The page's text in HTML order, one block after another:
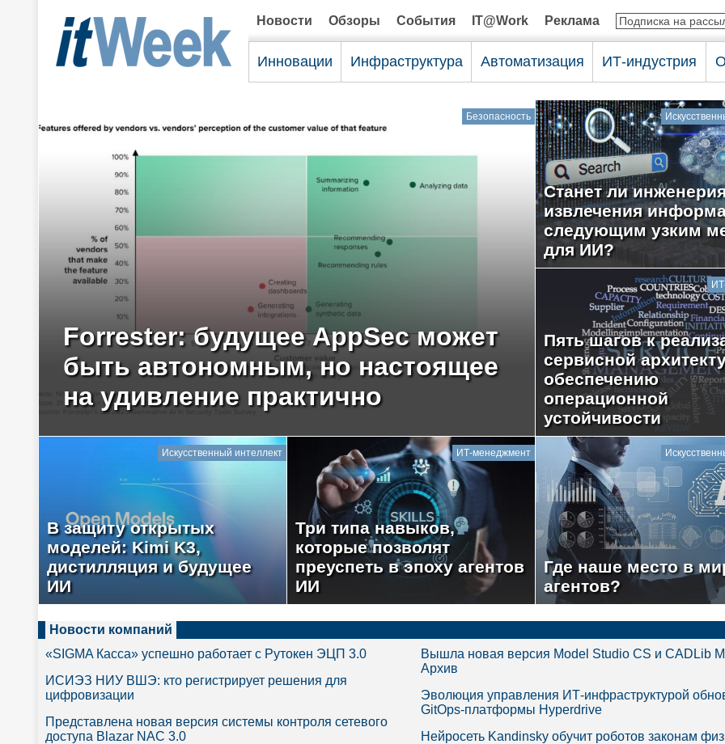
Новости Обзоры События IT@Work Реклама
Инновации Инфраструктура Автоматизация ИТ-индустрия
Безопасность
Forrester: будущее AppSec может
быть автономным, но настоящее
на удивление практично
Станет ли
извлечения
следующим узким
для ИИ?
Пять шагов к
сервисной
обеспечению
операционной
устойчивости
Искусственный интеллект
В защиту открытых
моделей: Kimi K3,
дистилляция и будущее
ИИ
ИТ-менеджмент
Три типа навыков,
которые позволят
преуспеть в эпоху агентов
ИИ
Где наше место в
агентов?
Новости компаний
«SIGMA Касса» успешно работает с Рутокен ЭЦП 3.0
ИСИЭЗ НИУ ВШЭ: кто регистрирует решения для
цифровизации
Представлена новая версия системы контроля сетевого
доступа Blazar NAC 3.0
Вышла новая версия Model Studio CS и CADLib
Архив
Эволюция управления ИТ-инфраструктурой
GitOps-платформы Hyperdrive
Нейросеть Kandinsky обучит роботов законам